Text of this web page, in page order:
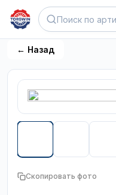
← Назад
Скопировать фото